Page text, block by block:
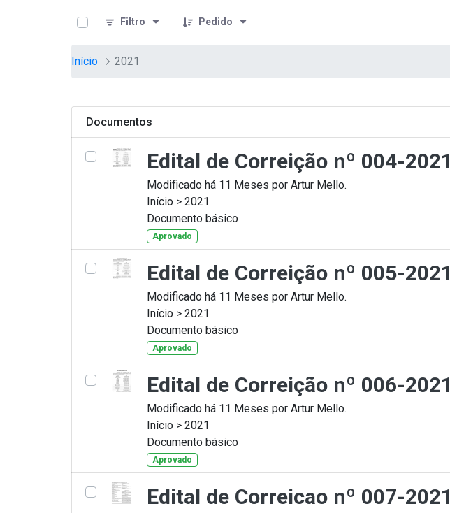
teste descricaoFiltro
Pedido
Início 2021
Documentos
Edital de Correição nº 004-2021
Modificado há 11 Meses por Artur Mello.
Início > 2021
Documento básico
Aprovado
Edital de Correição nº 005-2021
Modificado há 11 Meses por Artur Mello.
Início > 2021
Documento básico
Aprovado
Edital de Correição nº 006-2021
Modificado há 11 Meses por Artur Mello.
Início > 2021
Documento básico
Aprovado
Edital de Correicao nº 007-2021